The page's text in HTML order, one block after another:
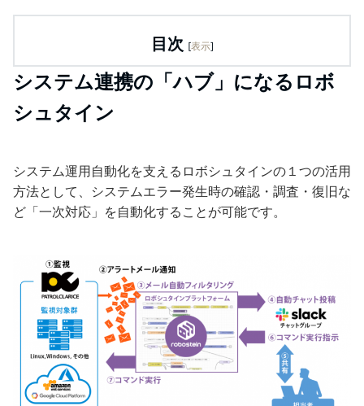
目次 [表示]
システム連携の「ハブ」になるロボ
シュタイン
システム運用自動化を支えるロボシュタインの１つの活用
方法として、システムエラー発生時の確認・調査・復旧な
ど「一次対応」を自動化することが可能です。